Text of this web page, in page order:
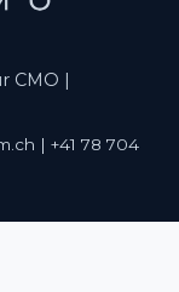
CMO |
| +41 78 704